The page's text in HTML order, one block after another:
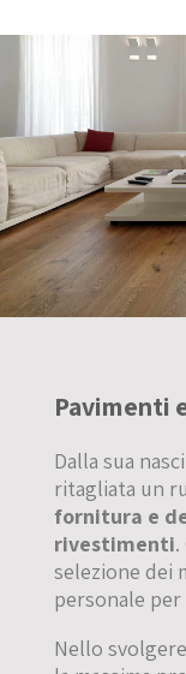
Pavimenti
Dalla sua
ritagliata un
fornitura e
rivestimenti
selezione dei
personale
Nello